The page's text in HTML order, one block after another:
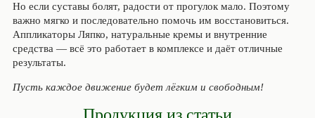
Но если суставы болят, радости от прогулок мало. Поэтому
важно мягко и последовательно помочь им восстановиться.
Аппликаторы Ляпко, натуральные кремы и внутренние
средства — всё это работает в комплексе и даёт отличные
результаты.
Пусть каждое движение будет лёгким и свободным!